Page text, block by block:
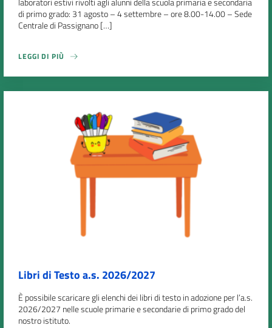
di primo grado: 31 agosto – 4 settembre – ore 8.00-14.00 – Sede
Centrale di Passignano […]
LEGGI DI PIÙ
Libri di Testo a.s. 2026/2027
È possibile scaricare gli elenchi dei libri di testo in adozione per l’a.s.
2026/2027 nelle scuole primarie e secondarie di primo grado del
nostro istituto.